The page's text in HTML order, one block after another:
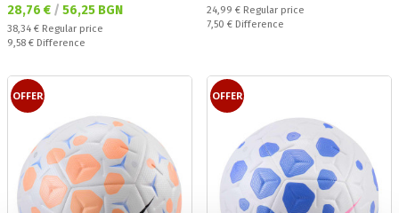
Текуща цена:
28,76 € / 56,25 BGN
Regular price:
38,34 € Regular price
Спестявате:
9,58 € Difference
Regular price:
24,99 € Regular price
Спестявате:
7,50 € Difference
OFFER OFFER